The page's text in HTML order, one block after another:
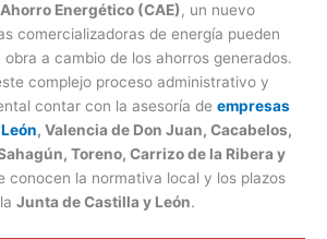
Energético (CAE), un nuevo
comercializadoras de energía pueden
a cambio de los ahorros generados.
complejo proceso administrativo y
contar con la asesoría de empresas
, Valencia de Don Juan, Cacabelos,
Toreno, Carrizo de la Ribera y
conocen la normativa local y los plazos
Junta de Castilla y León.